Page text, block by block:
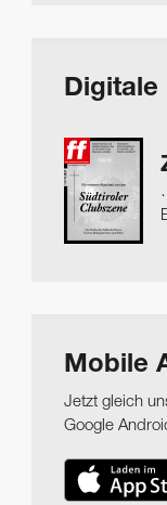
Digitale
Mobile
Jetzt gleich
Google